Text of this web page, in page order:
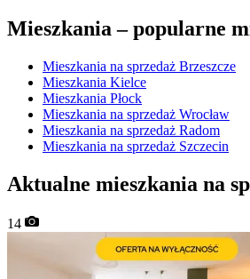
Mieszkania –popularne
Mieszkania na sprzedaż Brzeszcze
Mieszkania Kielce
Mieszkania Płock
Mieszkania na sprzedaż Wrocław
Mieszkania na sprzedaż Radom
Mieszkania na sprzedaż Szczecin
Aktualne mieszkania na
14